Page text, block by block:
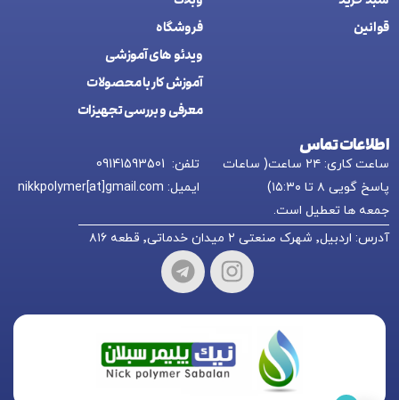
قوانین
فروشگاه
ويدئو های آموزشی
آموزش کار با محصولات
معرفی و بررسی تجهیزات
اطلاعات تماس
ساعت کاری: ۲۴ ساعت( ساعات
پاسخ گویی ۸ تا ۱۵:۳۰)
جمعه ها تعطیل است.
تلفن: 09141593501
ایمیل: nikkpolymer[at]gmail.com
آدرس: اردبیل٬ شهرک صنعتی ۲ میدان خدماتی٬ قطعه ۸۱۶